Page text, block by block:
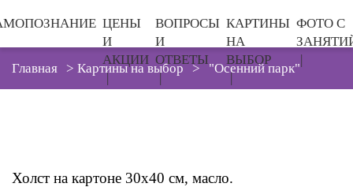
ЦЕНЫ
И
АКЦИИ
ВОПРОСЫ
И
ОТВЕТЫ
КАРТИНЫ
НА
ВЫБОР
ФОТО С
Главная
> Картины на выбор > "Осенний парк"
Холст на картоне 30х40 см, масло.